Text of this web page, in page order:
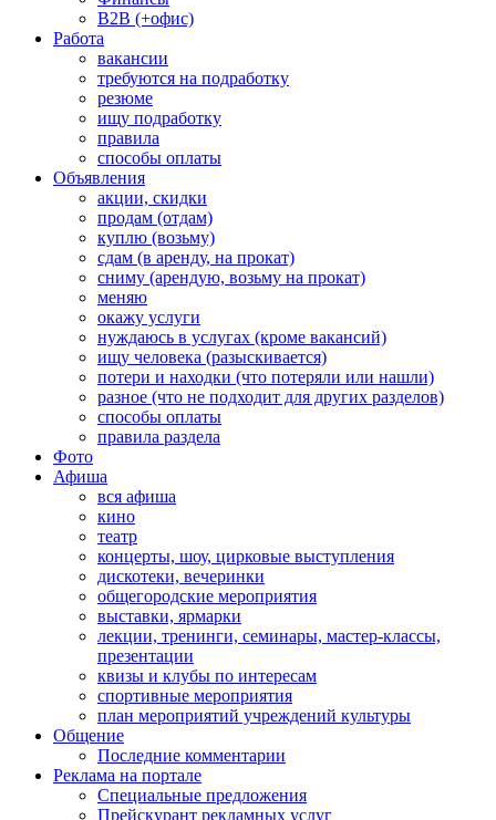
B2B (+офис)
Работа
вакансии
требуются на подработку
резюме
ищу подработку
правила
способы оплаты
Объявления
акции, скидки
продам (отдам)
куплю (возьму)
сдам (в аренду, на прокат)
сниму (арендую, возьму на прокат)
меняю
окажу услуги
нуждаюсь в услугах (кроме вакансий)
ищу человека (разыскивается)
потери и находки (что потеряли или нашли)
разное (что не подходит для других разделов)
способы оплаты
правила раздела
Фото
Афиша
вся афиша
кино
театр
концерты, шоу, цирковые выступления
дискотеки, вечеринки
общегородские мероприятия
выставки, ярмарки
лекции, тренинги, семинары, мастер-классы,
презентации
квизы и клубы по интересам
спортивные мероприятия
план мероприятий учреждений культуры
Общение
Последние комментарии
Реклама на портале
Специальные предложения
Прейскурант рекламных услуг